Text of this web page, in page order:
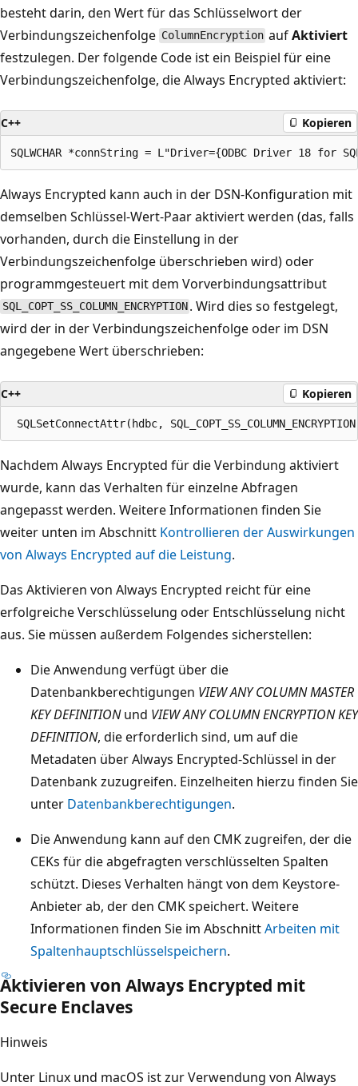
besteht darin, den Wert für das Schlüsselwort der
Verbindungszeichenfolge ColumnEncryption aufAktiviert
festzulegen. Der folgende Code ist ein Beispiel für eine
Verbindungszeichenfolge, die Always Encrypted aktiviert:
C++ Kopieren
Always Encrypted kann auch in der DSN-Konfiguration mit
demselben Schlüssel-Wert-Paar aktiviert werden (das, falls
vorhanden, durch die Einstellung in der
Verbindungszeichenfolge überschrieben wird) oder
programmgesteuert mit dem Vorverbindungsattribut
SQL_COPT_SS_COLUMN_ENCRYPTION . Wird dies so festgelegt,
wird der in der Verbindungszeichenfolge oder im DSN
angegebene Wert überschrieben:
C++ Kopieren
Nachdem Always Encrypted für die Verbindung aktiviert
wurde, kann das Verhalten für einzelne Abfragen
angepasst werden. Weitere Informationen finden Sie
weiter unten im Abschnitt Kontrollieren der Auswirkungen
von Always Encrypted auf die Leistung.
Das Aktivieren von Always Encrypted reicht für eine
erfolgreiche Verschlüsselung oder Entschlüsselung nicht
aus. Sie müssen außerdem Folgendes sicherstellen:
Die Anwendung verfügt über die
Datenbankberechtigungen VIEW ANY COLUMN MASTER
KEY DEFINITIONund VIEW ANY COLUMN ENCRYPTION KEY
DEFINITION, die erforderlich sind, um auf die
Metadaten über Always Encrypted-Schlüssel in der
Datenbank zuzugreifen. Einzelheiten hierzu finden Sie
unter Datenbankberechtigungen.
Die Anwendung kann auf den CMK zugreifen, der die
CEKs für die abgefragten verschlüsselten Spalten
schützt. Dieses Verhalten hängt von dem Keystore-
Anbieter ab, der den CMK speichert. Weitere
Informationen finden Sie im AbschnittArbeiten mit
Spaltenhauptschlüsselspeichern.
Aktivieren von Always Encrypted mit
Secure Enclaves
Hinweis
Unter Linux und macOS ist zur Verwendung von Always